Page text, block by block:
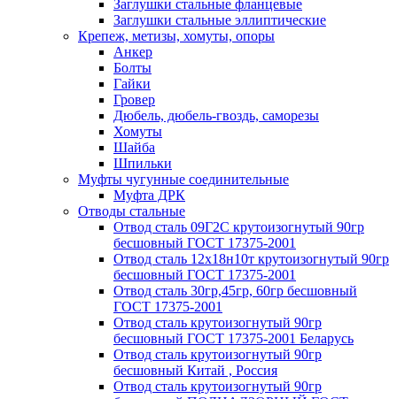
Заглушки стальные фланцевые
Заглушки стальные эллиптические
Крепеж, метизы, хомуты, опоры
Анкер
Болты
Гайки
Гровер
Дюбель, дюбель-гвоздь, саморезы
Хомуты
Шайба
Шпильки
Муфты чугунные соединительные
Муфта ДРК
Отводы стальные
Отвод сталь 09Г2С крутоизогнутый 90гр
бесшовный ГОСТ 17375-2001
Отвод сталь 12х18н10т крутоизогнутый 90гр
бесшовный ГОСТ 17375-2001
Отвод сталь 30гр,45гр, 60гр бесшовный
ГОСТ 17375-2001
Отвод сталь крутоизогнутый 90гр
бесшовный ГОСТ 17375-2001 Беларусь
Отвод сталь крутоизогнутый 90гр
бесшовный Китай , Россия
Отвод сталь крутоизогнутый 90гр